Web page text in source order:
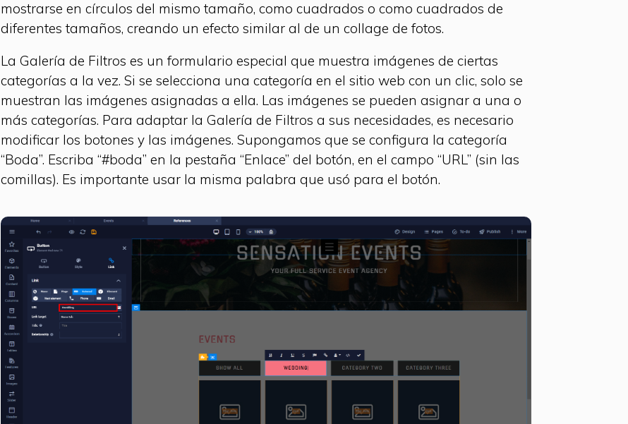
mostrarse en círculos del mismo tamaño, como cuadrados o como cuadrados de
diferentes tamaños, creando un efecto similar al de un collage de fotos.
La Galería de Filtros es un formulario especial que muestra imágenes de ciertas
categorías a la vez. Si se selecciona una categoría en el sitio web con un clic, solo se
muestran las imágenes asignadas a ella. Las imágenes se pueden asignar a una o
más categorías. Para adaptar la Galería de Filtros a sus necesidades, es necesario
modificar los botones y las imágenes. Supongamos que se configura la categoría
“Boda”. Escriba “#boda” en la pestaña “Enlace” del botón, en el campo “URL” (sin las
comillas). Es importante usar la misma palabra que usó para el botón.